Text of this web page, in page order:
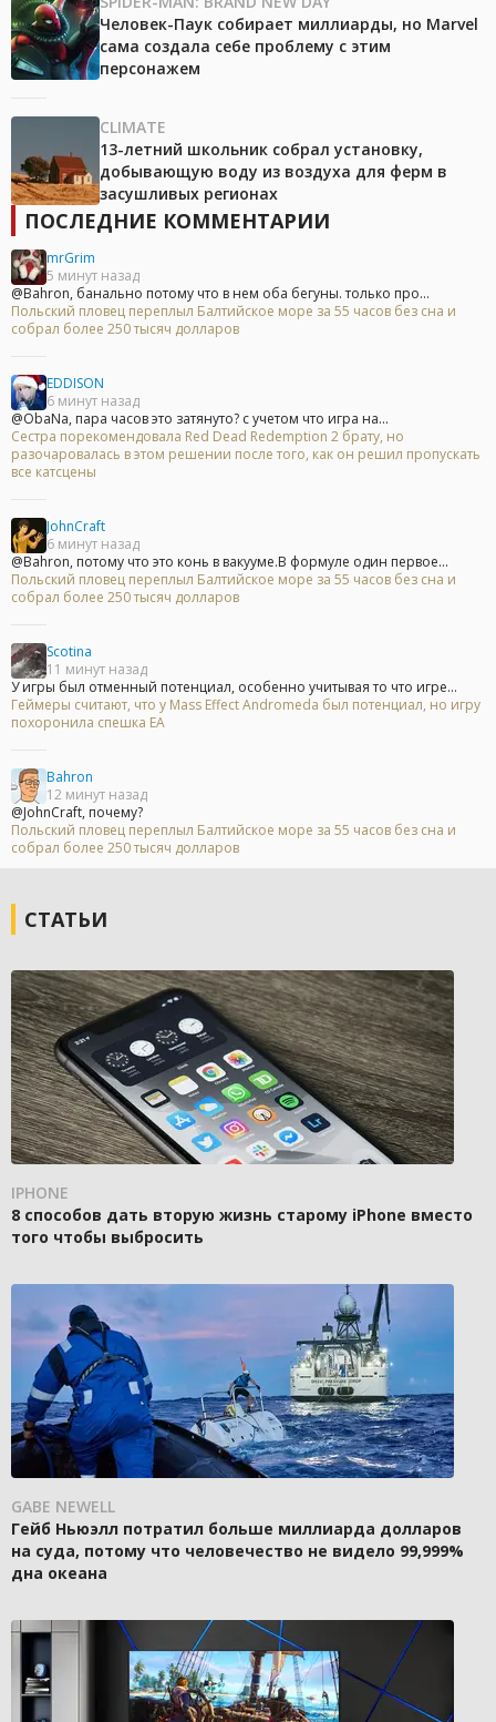
Человек-Паук собирает миллиарды, но Marvel
сама создала себе проблему с этим
персонажем
CLIMATE
13-летний школьник собрал установку,
добывающую воду из воздуха для ферм в
засушливых регионах
ПОСЛЕДНИЕ КОММЕНТАРИИ
mrGrim
5 минут назад
@Bahron, банально потому что в нем оба бегуны. только про...
Польский пловец переплыл Балтийское море за 55 часов без сна и
собрал более 250 тысяч долларов
EDDISON
6 минут назад
@ObaNa, пара часов это затянуто? с учетом что игра на...
Сестра порекомендовала Red Dead Redemption 2 брату, но
разочаровалась в этом решении после того, как он решил пропускать
все катсцены
JohnCraft
6 минут назад
@Bahron, потому что это конь в вакууме.В формуле один первое...
Польский пловец переплыл Балтийское море за 55 часов без сна и
собрал более 250 тысяч долларов
Scotina
11 минут назад
У игры был отменный потенциал, особенно учитывая то что игре...
Геймеры считают, что у Mass Effect Andromeda был потенциал, но игру
похоронила спешка EA
Bahron
12 минут назад
@JohnCraft, почему?
Польский пловец переплыл Балтийское море за 55 часов без сна и
собрал более 250 тысяч долларов
СТАТЬИ
IPHONE
8 способов дать вторую жизнь старому iPhone вместо
того чтобы выбросить
GABE NEWELL
Гейб Ньюэлл потратил больше миллиарда долларов
на суда, потому что человечество не видело 99,999%
дна океана